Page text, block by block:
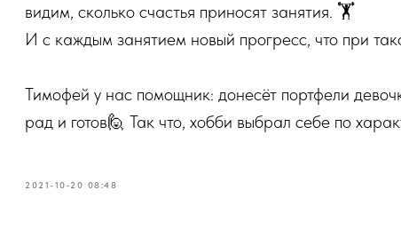
видим, сколько счастья приносят занятия. 🏋
И с каждым занятием новый прогресс, что при
Тимофей у нас помощник: донесёт портфели
рад и готов🙋 Так что, хобби выбрал себе по
2021-10-20 08:48